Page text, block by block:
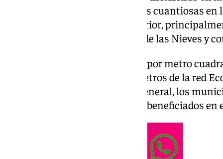
aunque esta vez han sido menos cuantiosas
y se han concentrado en el interior,
en la Serranía de Ronda, Sierra de las Nieves y
Así, han caído cerca de 39 litros por metro
Montejaque según los pluviómetros de la red
inmediaciones de Atajate. En general, los
de Grazalema han sido los más beneficiados